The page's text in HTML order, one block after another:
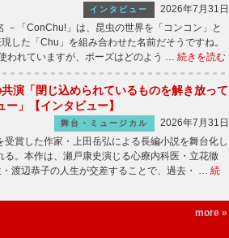
インタビュー
2026年7月31日
－「ConChu!」は、昆虫の世界を「コンコン」と
した「Chu」を組み合わせた名前だそうですね。
われていますが、ポーズはどのよう … 続きを読む
演「閉じ込められているものを解き放って
」【インタビュー】
舞台・ミュージカル
2026年7月31日
賞した作家・上田岳弘による長編小説を舞台化し
。本作は、瀬戸康史演じる心療内科医・立花徹
渡辺恭子の人生が交差することで、過去・ … 続
more »